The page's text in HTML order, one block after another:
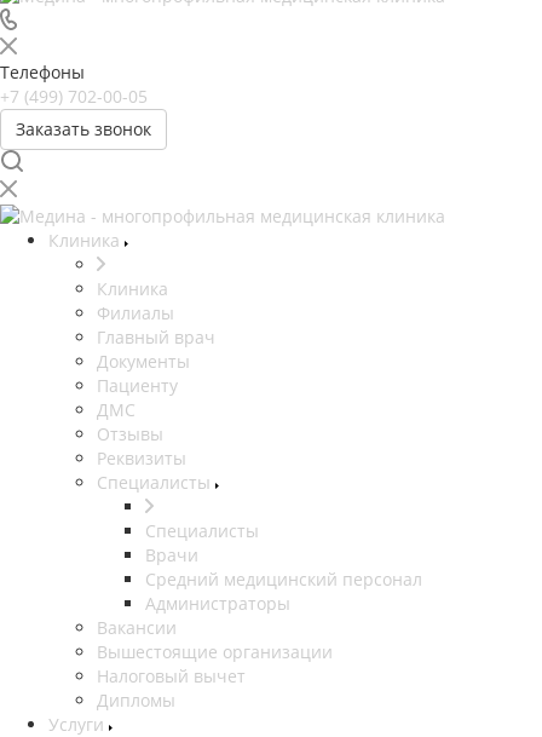
Телефоны
+7 (499) 702-00-05
Заказать звонок
Клиника
Клиника
Филиалы
Главный врач
Документы
Пациенту
ДМС
Отзывы
Реквизиты
Специалисты
Специалисты
Врачи
Средний медицинский персонал
Администраторы
Вакансии
Вышестоящие организации
Налоговый вычет
Дипломы
Услуги